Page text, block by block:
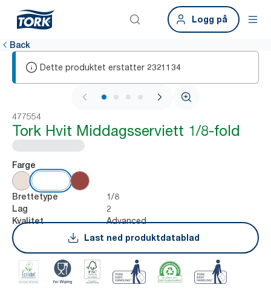
Logg på
Back
Dette produktet erstatter 2321134
1 / 4
477554
Tork Hvit Middagsserviett 1/8-fold
Farge
Brettetype 1/8
Lag 2
Kvalitet
Advanced
Last ned produktdatablad